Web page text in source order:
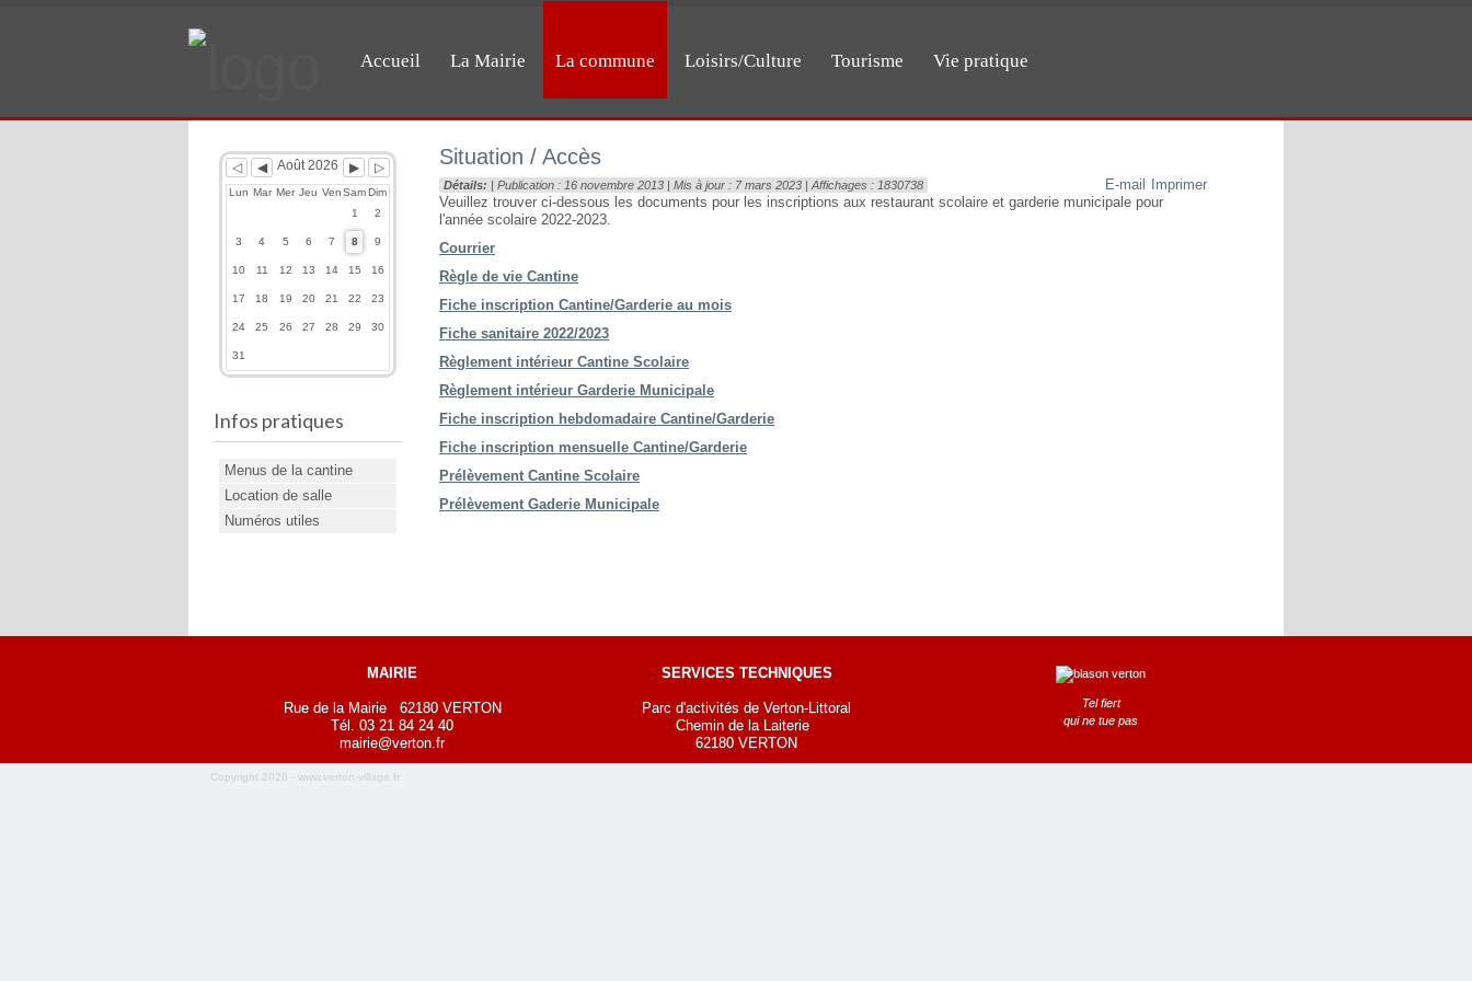
Accueil La Mairie La commune Loisirs/Culture Tourisme Vie pratique
Copyright 2026 - www.verton-village.fr
Août 2026
Lun Mar Mer Jeu VenSamDim
1
2
3 4 5 6 7 8 9
10 11 12 13 14 15 16
17 18 19 20 21 22 23
24 25 26 27 28 29 30
31
Infos pratiques
Menus de la cantine
Location de salle
Numéros utiles
Situation / Accès
Imprimer
E-mail
Détails: | Publication : 16 novembre 2013 | Mis à jour : 7 mars 2023 | Affichages : 1830738
Veuillez trouver ci-dessous les documents pour les inscriptions aux restaurant scolaire et garderie municipale pour
l'année scolaire 2022-2023.
Courrier
Règle de vie Cantine
Fiche inscription Cantine/Garderie au mois
Fiche sanitaire 2022/2023
Règlement intérieur Cantine Scolaire
Règlement intérieur Garderie Municipale
Fiche inscription hebdomadaire Cantine/Garderie
Fiche inscription mensuelle Cantine/Garderie
Prélèvement Cantine Scolaire
Prélèvement Gaderie Municipale
MAIRIE
Rue de la Mairie 62180 VERTON
Tél. 03 21 84 24 40
mairie@verton.fr
SERVICES TECHNIQUES
Parc d'activités de Verton-Littoral
Chemin de la Laiterie
62180 VERTON
Tel fiert
qui ne tue pas